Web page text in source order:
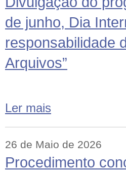
de junho, Dia
responsabilidade
Arquivos”
Ler mais
26 de Maio de 2026
Procedimento